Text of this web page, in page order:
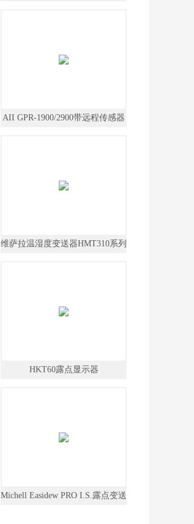
AII GPR-1900/2900带远程传感器
维萨拉温湿度变送器HMT310系列
HKT60露点显示器
Michell Easidew PRO I.S.露点变送